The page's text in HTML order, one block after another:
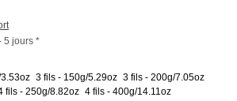
5 jours *
3 fils - 150g/5.29oz 3 fils - 200g/7.05oz
fils - 250g/8.82oz 4 fils - 400g/14.11oz